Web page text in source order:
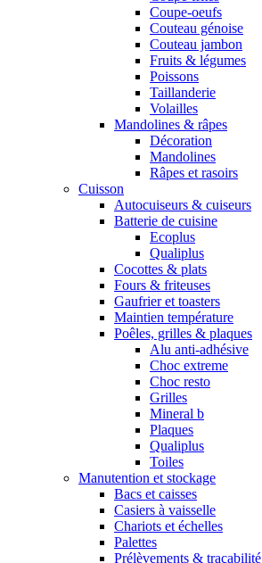
Coupe-oeufs
Couteau génoise
Couteau jambon
Fruits & légumes
Poissons
Taillanderie
Volailles
Mandolines & râpes
Décoration
Mandolines
Râpes et rasoirs
Cuisson
Autocuiseurs & cuiseurs
Batterie de cuisine
Ecoplus
Qualiplus
Cocottes & plats
Fours & friteuses
Gaufrier et toasters
Maintien température
Poêles, grilles & plaques
Alu anti-adhésive
Choc extreme
Choc resto
Grilles
Mineral b
Plaques
Qualiplus
Toiles
Manutention et stockage
Bacs et caisses
Casiers à vaisselle
Chariots et échelles
Palettes
Prélèvements & traçabilité